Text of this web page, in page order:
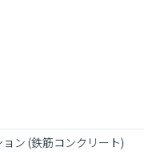
ョン (鉄筋コンクリート)